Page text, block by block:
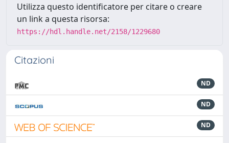
Utilizza questo identificatore per citare o creare
un link a questa risorsa:
https://hdl.handle.net/2158/1229680
Citazioni
ND
ND
ND